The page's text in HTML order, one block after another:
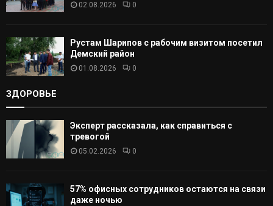
02.08.2026 0
Рустам Шарипов с рабочим визитом посетил
Демский район
01.08.2026 0
ЗДОРОВЬЕ
Эксперт рассказала, как справиться с
тревогой
05.02.2026 0
57% офисных сотрудников остаются на связи
даже ночью